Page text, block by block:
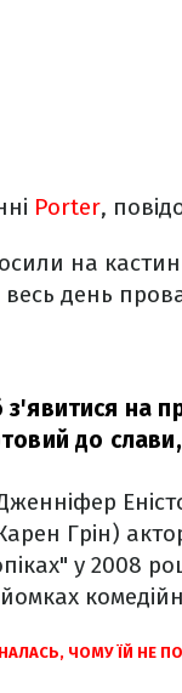
Porter,
на
день
на
до слави,
Грін)
у 2008
ЧОМУ ЇЙ НЕ